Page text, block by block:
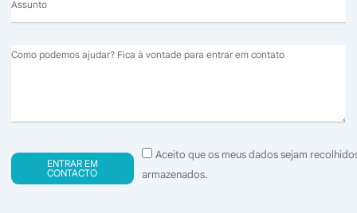
Message
Consentimento
(GDPR)
Aceito que os meus dados sejam
armazenados.
ENTRAR EM
CONTACTO